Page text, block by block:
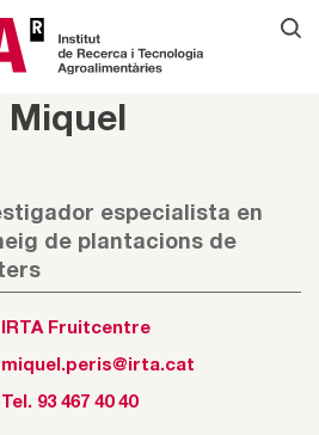
Miquel
especialista en
de plantacions de
IRTA Fruitcentre
miquel.peris@irta.cat
Tel. 93 467 40 40